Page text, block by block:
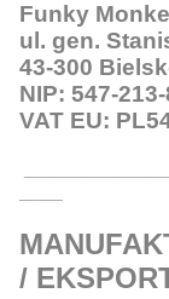
Funky
ul. gen.
43-300
NIP: 547-
VAT EU:
/